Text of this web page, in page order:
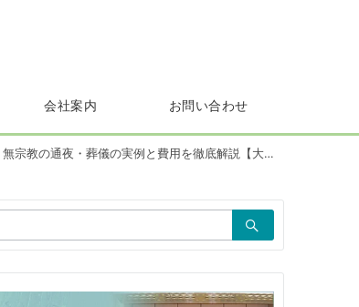
会社案内 お問い合わせ
の通夜・葬儀の実例と費用を徹底解説【大阪市営斎場】
：